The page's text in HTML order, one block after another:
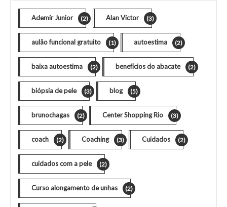
Ademir Junior (2) Alan Victor (3)
aulão funcional gratuito (1) autoestima (2)
baixa autoestima (2) benefícios do abacate (2)
biópsia de pele (3) blog (5)
brunochagas (2) Center Shopping Rio (3)
coach (2) Coaching (3) Cuidados (2)
cuidados com a pele (2)
Curso alongamento de unhas (2)